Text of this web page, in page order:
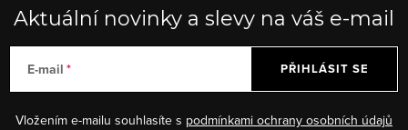
Aktuální novinky a slevy na váš e-mail
E-mail
Vložením e-mailu souhlasíte s podmínkami ochrany osobních údajů
PŘIHLÁSIT SE